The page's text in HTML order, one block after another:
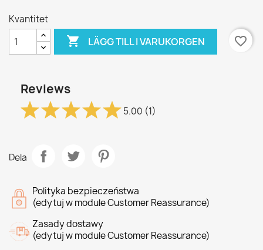
Kvantitet
 LÄGG TILL I VARUKORGEN favorite_border
Reviews
5.00 (1)
Dela
Polityka bezpieczeństwa
(edytuj w module Customer Reassurance)
Zasady dostawy
(edytuj w module Customer Reassurance)